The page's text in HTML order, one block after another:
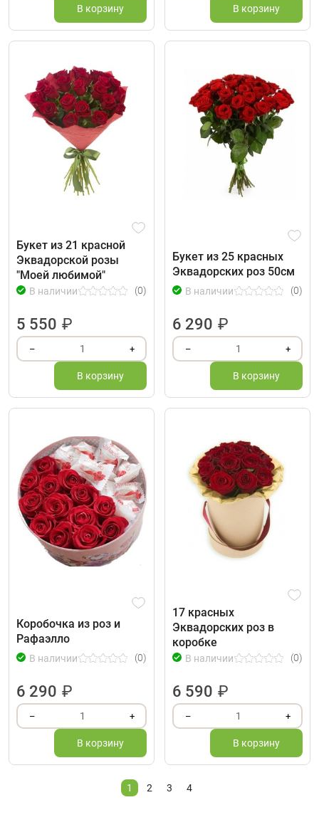
В корзину В корзину
Букет из 21 красной
Эквадорской розы
"Моей любимой"
В наличии (0)
5 550 ₽
– 1 +
В корзину
Букет из 25 красных
Эквадорских роз 50см
В наличии (0)
6 290 ₽
– 1 +
В корзину
Коробочка из роз и
Рафаэлло
В наличии (0)
6 290 ₽
– 1 +
В корзину
17 красных
Эквадорских роз в
коробке
В наличии (0)
6 590 ₽
– 1 +
В корзину
1 2 3 4